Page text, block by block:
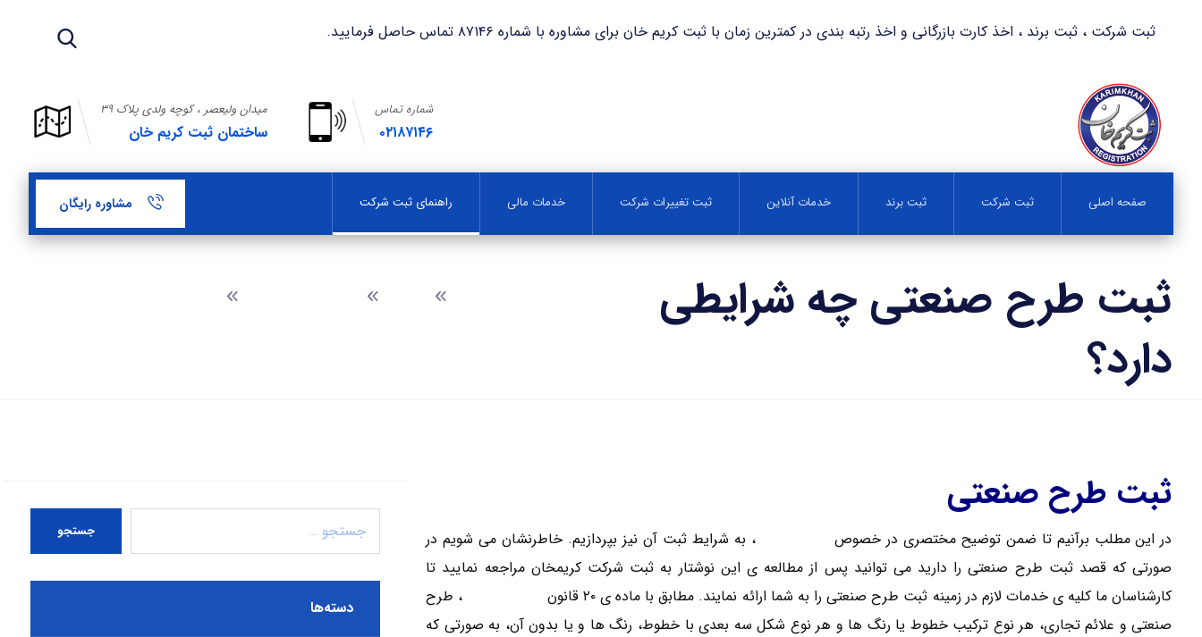
ثبت شرکت ، ثبت برند ، اخذ کارت بازرگانی و اخذ رتبه بندی در کمترین زمان با ثبت کریم خان برای مشاوره با شماره ۸۷۱۴۶ تماس حاصل فرمایید.
میدان ولیعصر ، کوچه ولدی پلاک ۳۹
ساختمان ثبت کریم خان
شماره تماس
۰۲۱۸۷۱۴۶
صفحه اصلی ثبت شرکت ثبت برند خدمات آنلاین ثبت تغییرات شرکت خدمات مالی راهنمای ثبت شرکت مشاوره رایگان
ثبت طرح صنعتی چه شرایطی
دارد؟
ثبت طرح صنعتی
در این مطلب برآنیم تا ضمن توضیح مختصری در خصوص طرح صنعتی، به شرایط ثبت آن نیز بپردازیم. خاطرنشان می شویم در
صورتی که قصد ثبت طرح صنعتی را دارید می توانید پس از مطالعه ی این نوشتار به ثبت شرکت کریمخان مراجعه نمایید تا
کارشناسان ما کلیه ی خدمات لازم در زمینه ثبت طرح صنعتی را به شما ارائه نمایند. مطابق با ماده ی ۲۰ قانون
، طرح
صنعتی و علائم تجاری، هر نوع ترکیب خطوط یا رنگ ها و هر نوع شکل سه بعدی با خطوط، رنگ ها و یا بدون آن، به صورتی که
جستجو
دسته‌ها